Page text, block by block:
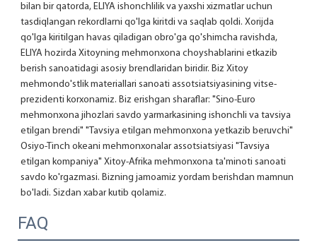
bilan bir qatorda, ELIYA ishonchlilik va yaxshi xizmatlar uchun
tasdiqlangan rekordlarni qo'lga kiritdi va saqlab qoldi. Xorijda
qo'lga kiritilgan havas qiladigan obro'ga qo'shimcha ravishda,
ELIYA hozirda Xitoyning mehmonxona choyshablarini etkazib
berish sanoatidagi asosiy brendlaridan biridir. Biz Xitoy
mehmondo'stlik materiallari sanoati assotsiatsiyasining vitse-
prezidenti korxonamiz. Biz erishgan sharaflar: "Sino-Euro
mehmonxona jihozlari savdo yarmarkasining ishonchli va tavsiya
etilgan brendi" "Tavsiya etilgan mehmonxona yetkazib beruvchi"
Osiyo-Tinch okeani mehmonxonalar assotsiatsiyasi "Tavsiya
etilgan kompaniya" Xitoy-Afrika mehmonxona ta'minoti sanoati
savdo ko'rgazmasi. Bizning jamoamiz yordam berishdan mamnun
bo'ladi. Sizdan xabar kutib qolamiz.
FAQ